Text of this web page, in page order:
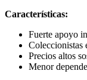
Características:
Fuerte apoyo
Coleccionistas
Precios altos
Menor